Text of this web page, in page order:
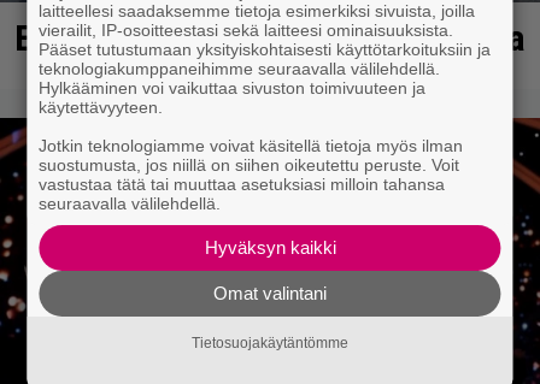
Erittäin vaarallinen kuski Ulvilassa
laitteellesi saadaksemme tietoja esimerkiksi sivuista, joilla
vierailit, IP-osoitteestasi sekä laitteesi ominaisuuksista.
Pääset tutustumaan yksityiskohtaisesti käyttötarkoituksiin ja
teknologiakumppaneihimme seuraavalla välilehdellä.
Hylkääminen voi vaikuttaa sivuston toimivuuteen ja
käytettävyyteen.
Jotkin teknologiamme voivat käsitellä tietoja myös ilman
suostumusta, jos niillä on siihen oikeutettu peruste. Voit
vastustaa tätä tai muuttaa asetuksiasi milloin tahansa
seuraavalla välilehdellä.
Hyväksyn kaikki
Omat valintani
Tietosuojakäytäntömme